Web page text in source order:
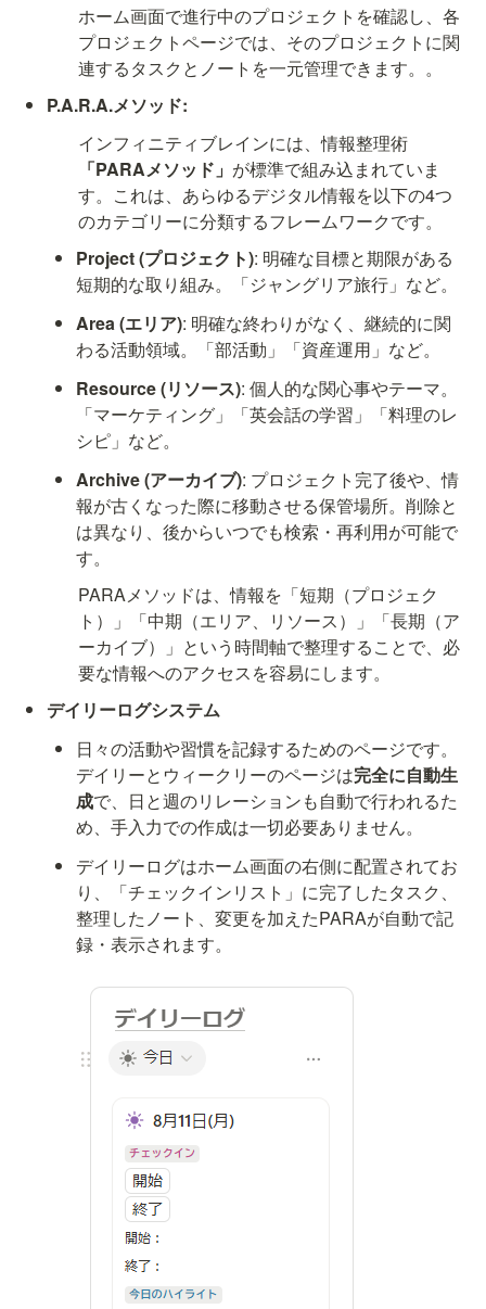
ホーム画面で進行中のプロジェクトを確認し、各
プロジェクトページでは、そのプロジェクトに関
連するタスクとノートを一元管理できます。。
P.A.R.A.メソッド:
インフィニティブレインには、情報整理術
「PARAメソッド」 が標準で組み込まれていま
す。これは、あらゆるデジタル情報を以下の4つ
のカテゴリーに分類するフレームワークです。
Project (プロジェクト): 明確な目標と期限がある
短期的な取り組み。「ジャングリア旅行」など。
Area (エリア): 明確な終わりがなく、継続的に関
わる活動領域。「部活動」「資産運用」など。
Resource (リソース): 個人的な関心事やテーマ。
「マーケティング」「英会話の学習」「料理のレ
シピ」など。
Archive (アーカイブ): プロジェクト完了後や、情
報が古くなった際に移動させる保管場所。削除と
は異なり、後からいつでも検索・再利用が可能で
す。
PARAメソッドは、情報を「短期（プロジェク
ト）」「中期（エリア、リソース）」「長期（ア
ーカイブ）」という時間軸で整理することで、必
要な情報へのアクセスを容易にします。
デイリーログシステム
日々の活動や習慣を記録するためのページです。
デイリーとウィークリーのページは完全に自動生
成で、日と週のリレーションも自動で行われるた
め、手入力での作成は一切必要ありません。
デイリーログはホーム画面の右側に配置されてお
り、「チェックインリスト」に完了したタスク、
整理したノート、変更を加えたPARAが自動で記
録・表示されます。